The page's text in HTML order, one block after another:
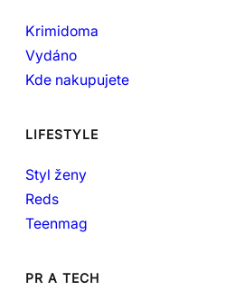
Krimidoma
Vydáno
Kde nakupujete
LIFESTYLE
Styl ženy
Reds
Teenmag
PR A TECH